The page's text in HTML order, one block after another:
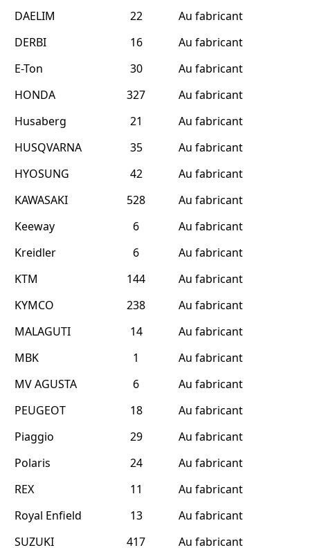
DAELIM 22
Au fabricant
DERBI
16
Au fabricant
E-Ton
30
Au fabricant
HONDA
327
Au fabricant
Husaberg
21
Au fabricant
HUSQVARNA
35
Au fabricant
HYOSUNG
42
Au fabricant
KAWASAKI
528
Au fabricant
Keeway
6
Au fabricant
Kreidler
6
Au fabricant
KTM
144
Au fabricant
KYMCO
238
Au fabricant
MALAGUTI
14
Au fabricant
MBK
1
Au fabricant
MV AGUSTA
6
Au fabricant
PEUGEOT
18
Au fabricant
Piaggio
29
Au fabricant
Polaris
24
Au fabricant
REX
11
Au fabricant
Royal Enfield
13
Au fabricant
SUZUKI
417
Au fabricant